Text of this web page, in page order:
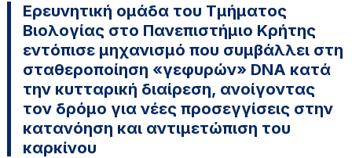
Ερευνητική ομάδα του Τμήματος
Βιολογίας στο Πανεπιστήμιο Κρήτης
εντόπισε μηχανισμό που συμβάλλει στη
σταθεροποίηση «γεφυρών» DNA κατά
την κυτταρική διαίρεση, ανοίγοντας
τον δρόμο για νέες προσεγγίσεις στην
κατανόηση και αντιμετώπιση του
καρκίνου